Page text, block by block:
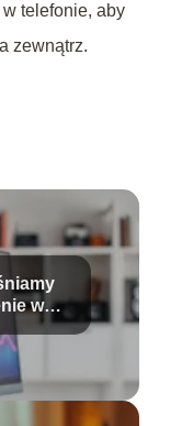
telefonie, aby
zewnątrz.
w